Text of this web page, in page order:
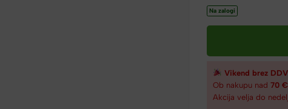
Na zalogi
Vikend brez DDV
Ob nakupu nad70 €
Akcija velja do